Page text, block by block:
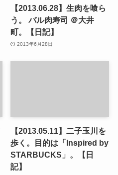
【2013.06.28】生肉を喰ら
う。 バル肉寿司 ＠大井
町。【日記】
2013年6月28日
【2013.05.11】二子玉川を
歩く。目的は「Inspired by
STARBUCKS」。【日
記】